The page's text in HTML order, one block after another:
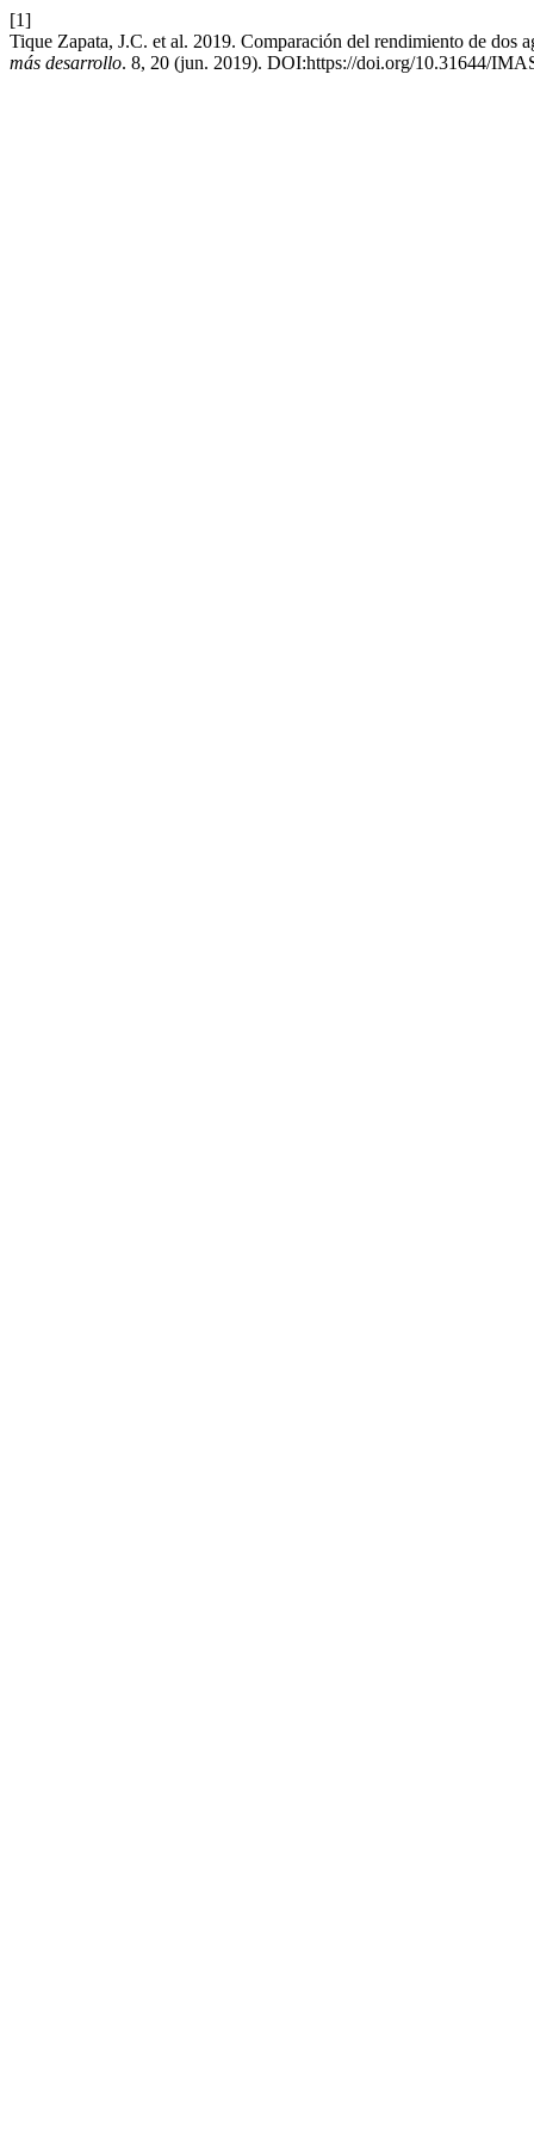
[1]
Tique Zapata, J.C. et al. 2019. Comparación del rendimiento de dos
más desarrollo. 8, 20 (jun. 2019). DOI:https://doi.org/10.31644/